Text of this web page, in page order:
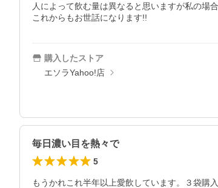
人によって飲む量は異なると思いますが私の場
これからもお世話になります!!
購入したストア
エソラYahoo!店
毎日濃い目を熱々で
5
もうかれこれ半年以上愛飲しています。３袋購